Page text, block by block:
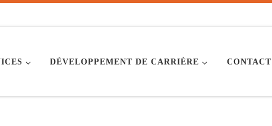
DÉVELOPPEMENT DE CARRIÈRE CONTACT